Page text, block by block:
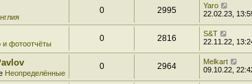
0 2995
Yaro
22.02.23,
и фотоотчёты
0 2816
S&T
22.11.22,
Неопределённые
0 2964
Melkart
09.10.22,